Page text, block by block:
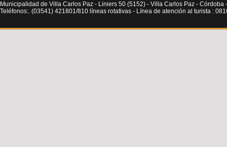
Municipalidad de Villa Carlos Paz - Liniers 50 (5152) - Villa Carlos Paz - Córdoba
Teléfonos:. (03541) 421801/810 líneas rotativas - Línea de atención al turista :